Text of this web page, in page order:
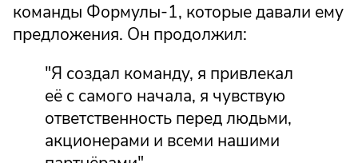
команды Формулы-1, которые давали ему
предложения. Он продолжил:
"Я создал команду, я привлекал
её с самого начала, я чувствую
ответственность перед людьми,
акционерами и всеми нашими